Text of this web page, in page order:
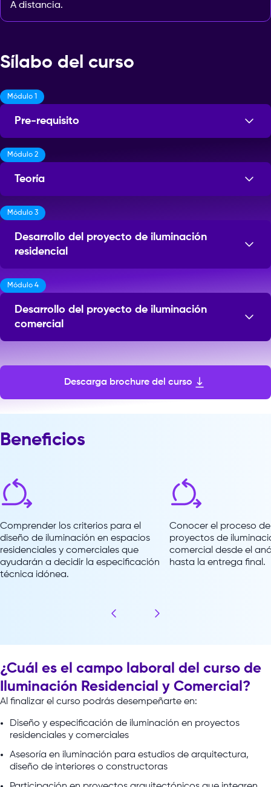
A distancia.
Sílabo del curso
Módulo 1
Pre-requisito
Módulo 2
Teoría
Módulo 3
Desarrollo del proyecto de iluminación
residencial
Módulo 4
Desarrollo del proyecto de iluminación
comercial
Descarga brochure del curso
Beneficios
Comprender los criterios para el
diseño de iluminación en espacios
residenciales y comerciales que
ayudarán a decidir la especificación
técnica idónea.
Conocer el proceso
proyectos de
comercial desde el
hasta la entrega final.
¿Cuál es el campo laboral del curso de
Iluminación Residencial y Comercial?
Al finalizar el curso podrás desempeñarte en:
Diseño y especificación de iluminación en proyectos
residenciales y comerciales
Asesoría en iluminación para estudios de arquitectura,
diseño de interiores o constructoras